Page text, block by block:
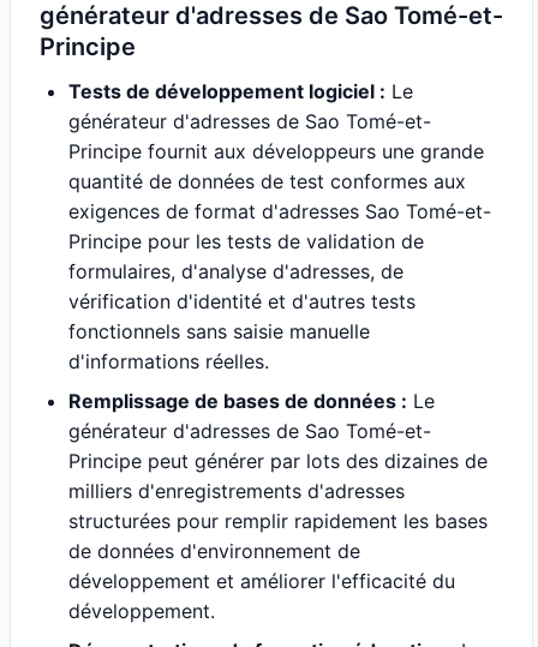
générateur d'adresses de Sao Tomé-et-
Principe
Tests de développement logiciel : Le
générateur d'adresses de Sao Tomé-et-
Principe fournit aux développeurs une grande
quantité de données de test conformes aux
exigences de format d'adresses Sao Tomé-et-
Principe pour les tests de validation de
formulaires, d'analyse d'adresses, de
vérification d'identité et d'autres tests
fonctionnels sans saisie manuelle
d'informations réelles.
Remplissage de bases de données : Le
générateur d'adresses de Sao Tomé-et-
Principe peut générer par lots des dizaines de
milliers d'enregistrements d'adresses
structurées pour remplir rapidement les bases
de données d'environnement de
développement et améliorer l'efficacité du
développement.